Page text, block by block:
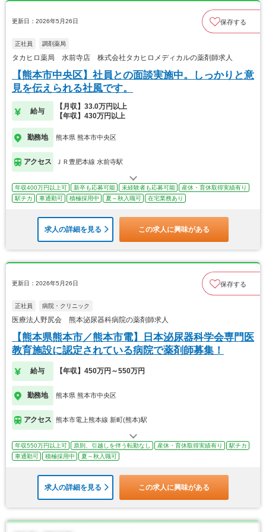
更新日：2026年5月26日 保存する
正社員 調剤薬局
タカヒロ薬局 水前寺店 株式会社タカヒロメディカルの薬剤師求人
【熊本市中央区】社員との面談実施中。しっかりと意
見を伝えられる社風です。
給与
【月収】33.0万円以上
【年収】430万円以上
勤務地 熊本県 熊本市中央区
アクセス ＪＲ豊肥本線 水前寺駅
年収400万円以上可 新卒も応募可能 未経験者も応募可能
産休・育休取得実績有り
駅チカ
車通勤可 積極採用中 夏～秋入職可 在宅業務あり
求人の詳細を見る この求人に興味がある
更新日：2026年5月26日 保存する
正社員 病院・クリニック
医療法人野尻会 熊本泌尿器科病院の薬剤師求人
【熊本県熊本市／熊本市電】日本泌尿器科学会専門医
教育施設に認定されている病院で薬剤師募集！
給与 【年収】450万円～550万円
勤務地 熊本県 熊本市中央区
アクセス 熊本市電上熊本線 新町(熊本)駅
年収550万円以上可 原則、引越しを伴う転勤なし 産休・育休取得実績有り
駅チカ
車通勤可
積極採用中 夏～秋入職可
求人の詳細を見る この求人に興味がある